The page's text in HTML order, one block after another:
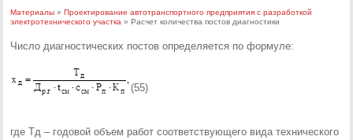
Материалы »Проектирование автотранспортного предприятия с разработкой
электротехнического участка » Расчет количества постов диагностики
Число диагностических постов определяется по формуле:
(55)
где Тд – годовой объем работ соответствующего вида технического